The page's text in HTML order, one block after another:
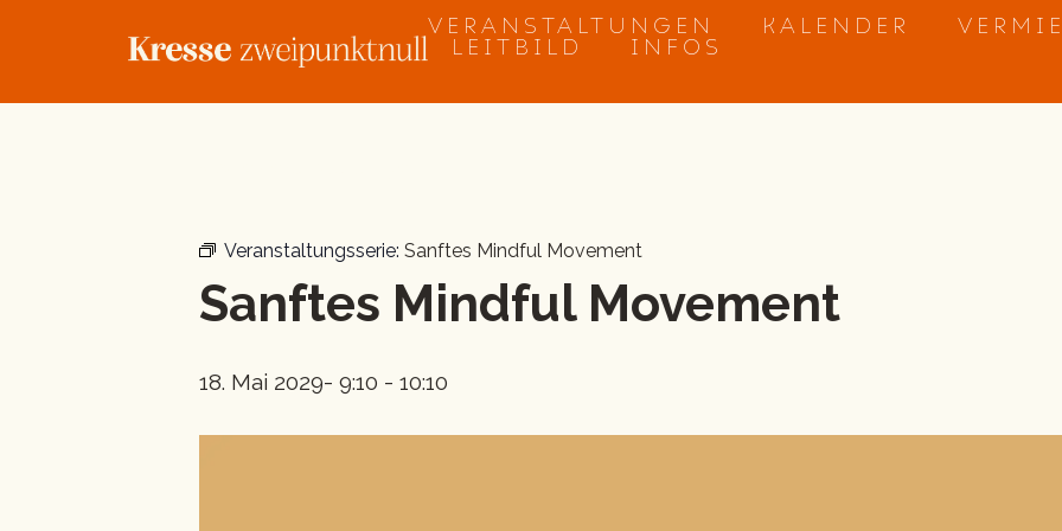
VERANSTALTUNGEN KALENDER
LEITBILD
INFOS
Veranstaltungsserie: Sanftes Mindful Movement
Sanftes Mindful Movement
18. Mai 2029- 9:10 - 10:10